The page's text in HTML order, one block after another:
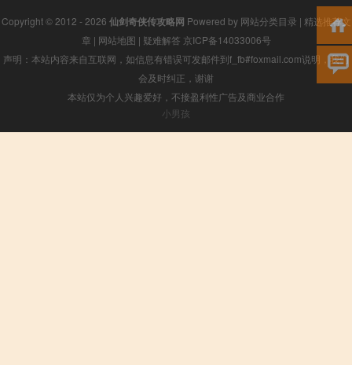
Copyright © 2012 - 2026 仙剑奇侠传攻略网 Powered by 网站分类目录 | 精选推荐文
章 | 网站地图 | 疑难解答 京ICP备14033006号
声明：本站内容来自互联网，如信息有错误可发邮件到f_fb#foxmail.com说明，我们
会及时纠正，谢谢
本站仅为个人兴趣爱好，不接盈利性广告及商业合作
小男孩